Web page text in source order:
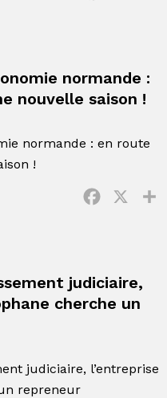
normande :
nouvelle saison !
normande : en route
!
Facebook
judiciaire,
cherche un
judiciaire, l’entreprise
repreneur